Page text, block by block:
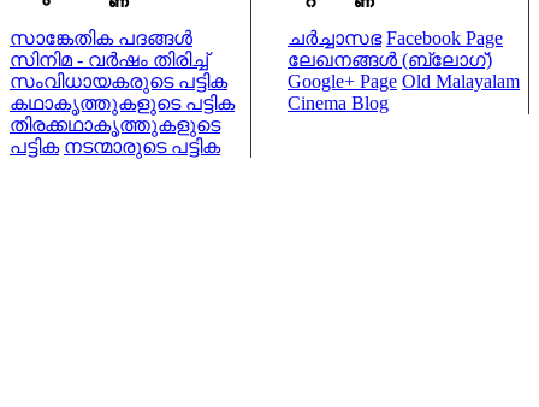
സാങ്കേതിക പദങ്ങള്‍
സിനിമ - വര്‍ഷം തിരിച്ച്
സംവിധായകരുടെ പട്ടിക
കഥാകൃത്തുകളുടെ പട്ടിക
തിരക്കഥാകൃത്തുകളുടെ
പട്ടിക നടന്മാരുടെ പട്ടിക
ചര്‍ച്ചാസഭ Facebook Page
ലേഖനങ്ങള്‍ (ബ്ലോഗ്)
Google+ Page Old Malayalam
Cinema Blog